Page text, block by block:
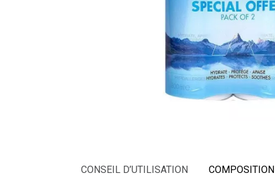
CONSEIL D’UTILISATION COMPOSITION